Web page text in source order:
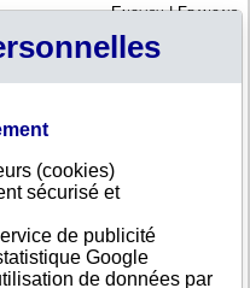
English|Français
panier est vide
(cookies)
sécurisé et
de publicité
Google
de données par